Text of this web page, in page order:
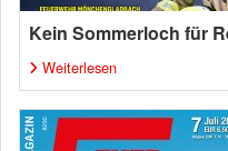
Kein Sommerloch für
Weiterlesen